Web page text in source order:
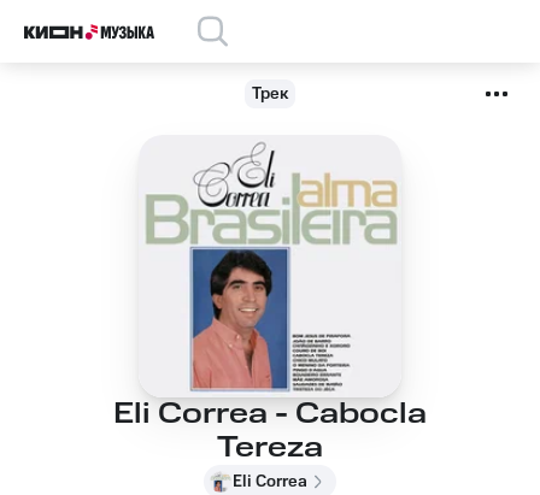
Трек
Eli Correa - Cabocla
Tereza
Eli Correa